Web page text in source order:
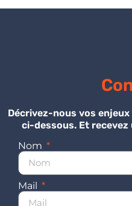
Décrivez-nous vos
ci-dessous. Et
Nom
Mail